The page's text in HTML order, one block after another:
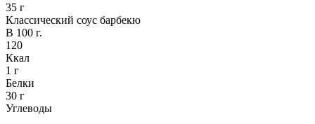
35 г
Классический соус барбекю
В 100 г.
120
Ккал
1 г
Белки
30 г
Углеводы